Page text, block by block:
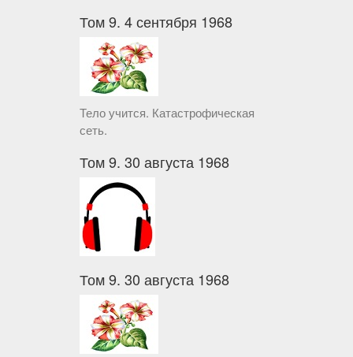
Том 9. 4 сентября 1968
Тело учится. Катастрофическая
сеть.
Том 9. 30 августа 1968
Том 9. 30 августа 1968